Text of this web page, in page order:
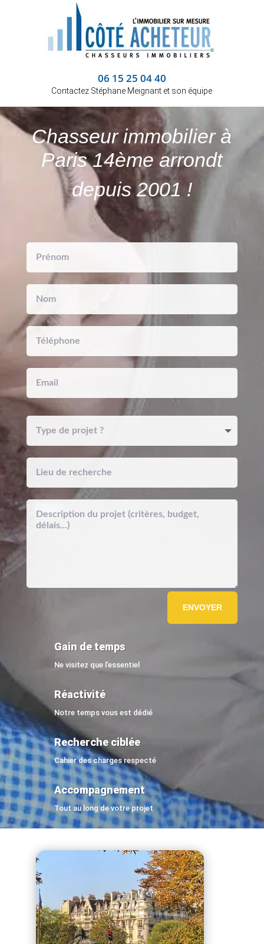
06 15 25 04 40
Contactez Stéphane Meignant et son équipe
Chasseur immobilier à
Paris 14ème arrondt
depuis 2001 !
ENVOYER
Gain de temps
Ne visitez que l’essentiel
Réactivité
Notre temps vous est dédié
Recherche ciblée
Cahier des charges respecté
Accompagnement
Tout au long de votre projet